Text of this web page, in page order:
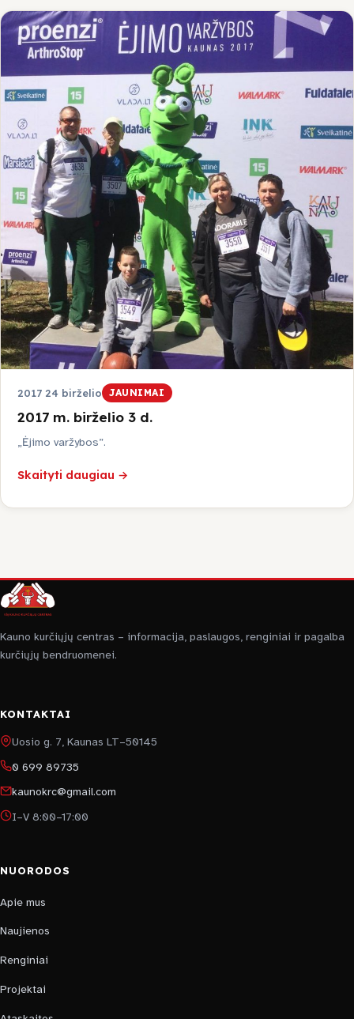
2017 24 birželio JAUNIMAI
2017 m. birželio 3 d.
„Ėjimo varžybos”.
Skaityti daugiau →
Kauno kurčiųjų centras – informacija, paslaugos, renginiai ir pagalba
kurčiųjų bendruomenei.
KONTAKTAI
Uosio g. 7, Kaunas LT–50145
0 699 89735
kaunokrc@gmail.com
I–V 8:00–17:00
NUORODOS
Apie mus
Naujienos
Renginiai
Projektai